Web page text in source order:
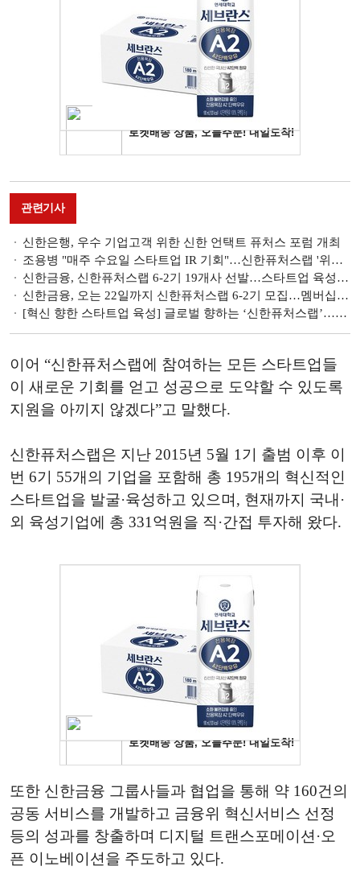
관련기사
신한은행, 우수 기업고객 위한 신한 언택트 퓨처스 포럼 개최
조용병 "매주 수요일 스타트업 IR 기회"…신한퓨처스랩 '위클리 피치 데이' 실시
신한금융, 신한퓨처스랩 6-2기 19개사 선발…스타트업 육성 체계 세분화
신한금융, 오는 22일까지 신한퓨처스랩 6-2기 모집…멤버십 도입해 육성 체계화
[혁신 향한 스타트업 육성] 글로벌 향하는 ‘신한퓨처스랩’…글로벌 엑셀러레이터 거듭나
이어 “신한퓨처스랩에 참여하는 모든 스타트업들
이 새로운 기회를 얻고 성공으로 도약할 수 있도록
지원을 아끼지 않겠다”고 말했다.
신한퓨처스랩은 지난 2015년 5월 1기 출범 이후 이
번 6기 55개의 기업을 포함해 총 195개의 혁신적인
스타트업을 발굴·육성하고 있으며, 현재까지 국내·
외 육성기업에 총 331억원을 직·간접 투자해 왔다.
또한 신한금융 그룹사들과 협업을 통해 약 160건의
공동 서비스를 개발하고 금융위 혁신서비스 선정
등의 성과를 창출하며 디지털 트랜스포메이션·오
픈 이노베이션을 주도하고 있다.